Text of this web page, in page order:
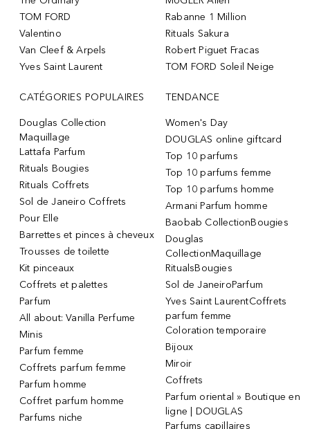
TOM FORD
Valentino
Van Cleef & Arpels
Yves Saint Laurent
Rabanne 1 Million
Rituals Sakura
Robert Piguet Fracas
TOM FORD Soleil Neige
CATÉGORIES POPULAIRES
Douglas Collection
Maquillage
Lattafa Parfum
Rituals Bougies
Rituals Coffrets
Sol de Janeiro Coffrets
Pour Elle
Barrettes et pinces à cheveux
Trousses de toilette
Kit pinceaux
Coffrets et palettes
Parfum
All about: Vanilla Perfume
Minis
Parfum femme
Coffrets parfum femme
Parfum homme
Coffret parfum homme
Parfums niche
TENDANCE
Women's Day
DOUGLAS online giftcard
Top 10 parfums
Top 10 parfums femme
Top 10 parfums homme
Armani Parfum homme
Baobab CollectionBougies
Douglas
CollectionMaquillage
RitualsBougies
Sol de JaneiroParfum
Yves Saint LaurentCoffrets
parfum femme
Coloration temporaire
Bijoux
Miroir
Coffrets
Parfum oriental » Boutique en
ligne | DOUGLAS
Parfums capillaires